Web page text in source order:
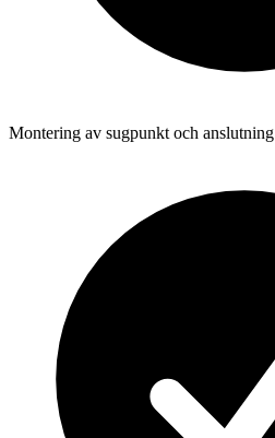
Montering av sugpunkt och anslutning